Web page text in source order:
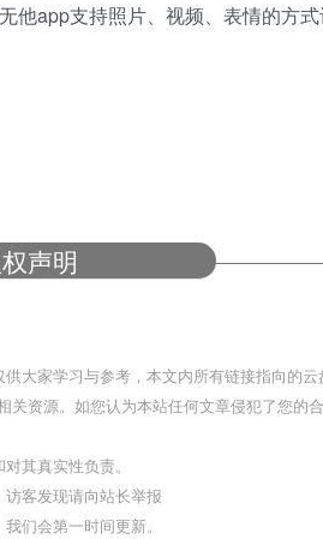
他app支持照片、视频、表情的方
声明
大家学习与参考，本文内所有链接指向的
资源。如您认为本站任何文章侵犯了您的
其真实性负责。
客发现请向站长举报
们会第一时间更新。